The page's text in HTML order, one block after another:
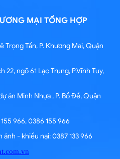
MẠI TỔNG HỢP
Trọng Tấn, P. Khương Mai, Quận
22, ngõ 61 Lạc Trung, P.Vĩnh Tuy,
án Minh Nhựa , P. Bồ Đề, Quận
966, 0386 155 966
- khiếu nại: 0387 133 966